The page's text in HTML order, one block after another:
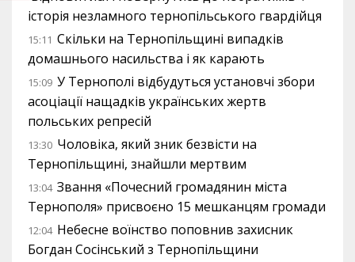
історія незламного тернопільського гвардійця
15:11 Скільки на Тернопільщині випадків
домашнього насильства і як карають
15:09 У Тернополі відбудуться установчі збори
асоціації нащадків українських жертв
польських репресій
13:30 Чоловіка, який зник безвісти на
Тернопільщині, знайшли мертвим
13:04 Звання «Почесний громадянин міста
Тернополя» присвоєно 15 мешканцям громади
12:04 Небесне воїнство поповнив захисник
Богдан Сосінський з Тернопільщини